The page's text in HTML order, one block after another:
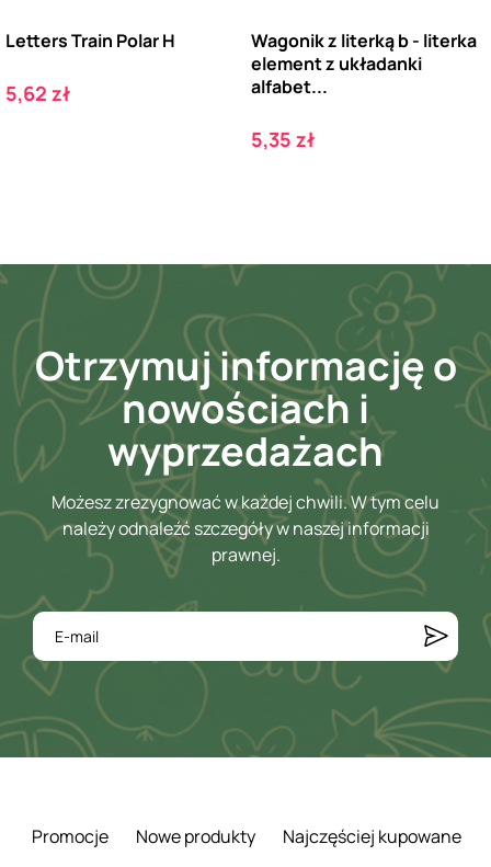
Letters Train Polar H
Cena
5,62 zł
Wagonik z literką b - literka
element z układanki
alfabet...
Cena
5,35 zł
Otrzymuj informację o
nowościach i
wyprzedażach
Możesz zrezygnować w każdej chwili. W tym celu
należy odnaleźć szczegóły w naszej informacji
prawnej.
Promocje Nowe produkty Najczęściej kupowane